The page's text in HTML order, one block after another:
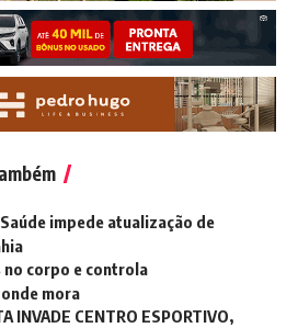
impede atualização de
no corpo e controla
mora
INVADE CENTRO ESPORTIVO,